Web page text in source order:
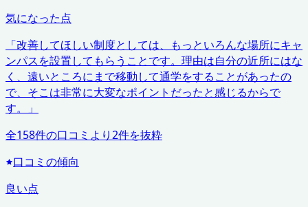
気になった点
「改善してほしい制度としては、もっといろんな場所にキャ
ンパスを設置してもらうことです。理由は自分の近所にはな
く、遠いところにまで移動して通学をすることがあったの
で、そこは非常に大変なポイントだったと感じるからで
す。
」
全158件の口コミより2件を抜粋
口コミの傾向
良い点